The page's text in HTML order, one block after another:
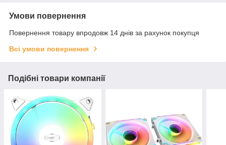
Умови повернення
Повернення товару впродовж 14 днів за рахунок покупця
Всі умови повернення
Подібні товари компанії